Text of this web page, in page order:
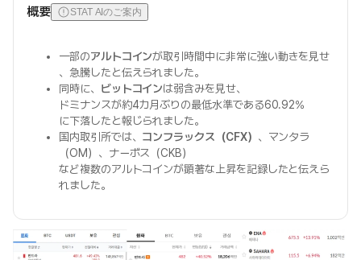
概要 STAT AIのご案内
一部のアルトコインが取引時間中に非常に強い動きを見せ
、急騰したと伝えられました。
同時に、 ビットコインは弱含みを見せ、
ドミナンスが約4カ月ぶりの最低水準である60.92%
に下落したと報じられました。
国内取引所では、 コンフラックス（CFX） 、マンタラ
（OM）、ナーボス（CKB）
など複数のアルトコインが顕著な上昇を記録したと伝えら
れました。